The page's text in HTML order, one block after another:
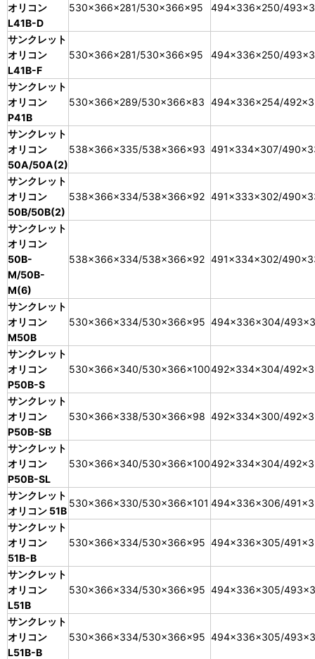
オリコン
L41B-D
530×366×281/530×366×95 494×336×250/
サンクレット
オリコン
L41B-F
530×366×281/530×366×95 494×336×250/
サンクレット
オリコン
P41B
530×366×289/530×366×83 494×336×254/
サンクレット
オリコン
50A/50A(2)
538×366×335/538×366×93 491×334×307/
サンクレット
オリコン
50B/50B(2)
538×366×334/538×366×92 491×333×302/
サンクレット
オリコン
50B-
M/50B-
M(6)
538×366×334/538×366×92 491×334×302/
サンクレット
オリコン
M50B
530×366×334/530×366×95 494×336×304/
サンクレット
オリコン
P50B-S
530×366×340/530×366×100492×334×304/
サンクレット
オリコン
P50B-SB
530×366×338/530×366×98 492×334×300/
サンクレット
オリコン
P50B-SL
530×366×340/530×366×100492×334×304/
サンクレット
オリコン 51B
530×366×330/530×366×101 494×336×306/
サンクレット
オリコン
51B-B
530×366×334/530×366×95 494×336×305/
サンクレット
オリコン
L51B
530×366×334/530×366×95 494×336×305/
サンクレット
オリコン
L51B-B
530×366×334/530×366×95 494×336×305/